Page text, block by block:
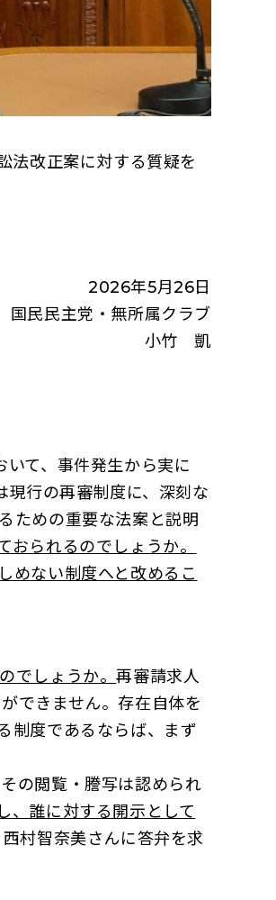
法改正案に対する質疑を
2026年5月26日
国民民主党・無所属クラブ
小竹 凱
て、事件発生から実に
行の再審制度に、深刻な
ための重要な法案と説明
られるのでしょうか。
めない制度へと改めるこ
でしょうか。再審請求人
できません。存在自体を
制度であるならば、まず
の閲覧・謄写は認められ
、誰に対する開示として
村智奈美さんに答弁を求